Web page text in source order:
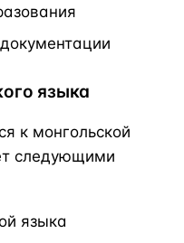
языка
к монгольской
следующими
языка